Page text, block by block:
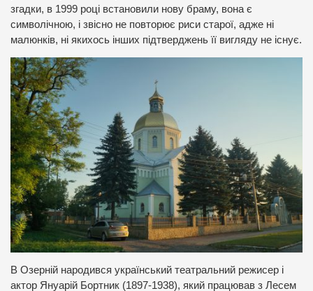
згадки, в 1999 році встановили нову браму, вона є
символічною, і звісно не повторює риси старої, адже ні
малюнків, ні якихось інших підтверджень її вигляду не існує.
В Озерній народився український театральний режисер і
актор Януарій Бортник (1897-1938), який працював з Лесем